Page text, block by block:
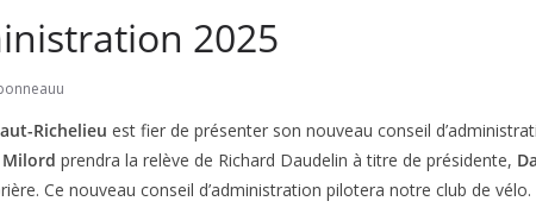
2025
Richelieu est fier de présenter son nouveau conseil
Milord prendra la relève de Richard Daudelin à titre de présidente,
Ce nouveau conseil d’administration pilotera notre club de vélo.